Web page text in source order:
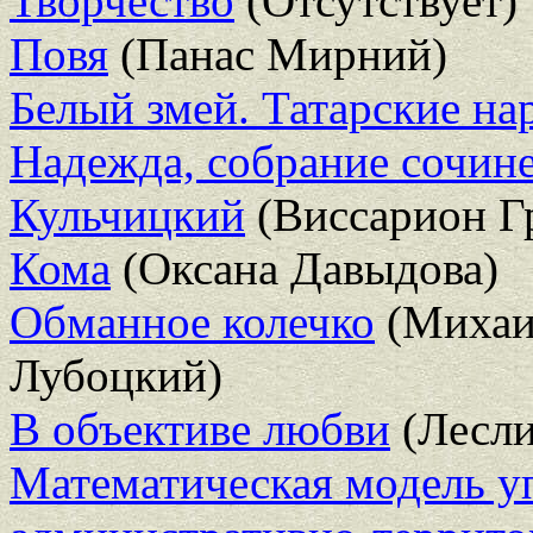
Повя(Панас Мирний)
Белый змей. Татарские
Надежда, собрание
Кульчицкий(Виссарион
Кома(Оксана Давыдова)
Обманное колечко
Лубоцкий)
В объективе любви
Математическая модель